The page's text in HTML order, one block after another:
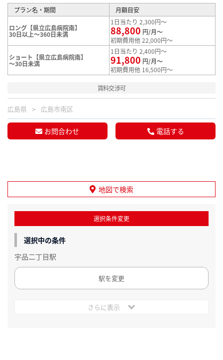
プラン名・期間 月額目安
ロング【県立広島病院南】
30日以上～360日未満
1日当たり 2,300円～
88,800 円/月～
初期費用他 22,000円～
ショート【県立広島病院南】
～30日未満
1日当たり 2,400円～
91,800 円/月～
初期費用他 16,500円～
賃料交渉可
広島県 広島市南区
お問合わせ 電話する
地図で検索
選択条件変更
選択中の条件
宇品二丁目駅
駅を変更
さらに表示